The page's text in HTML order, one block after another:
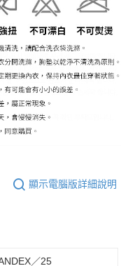
顯示電腦版詳細說明
／25